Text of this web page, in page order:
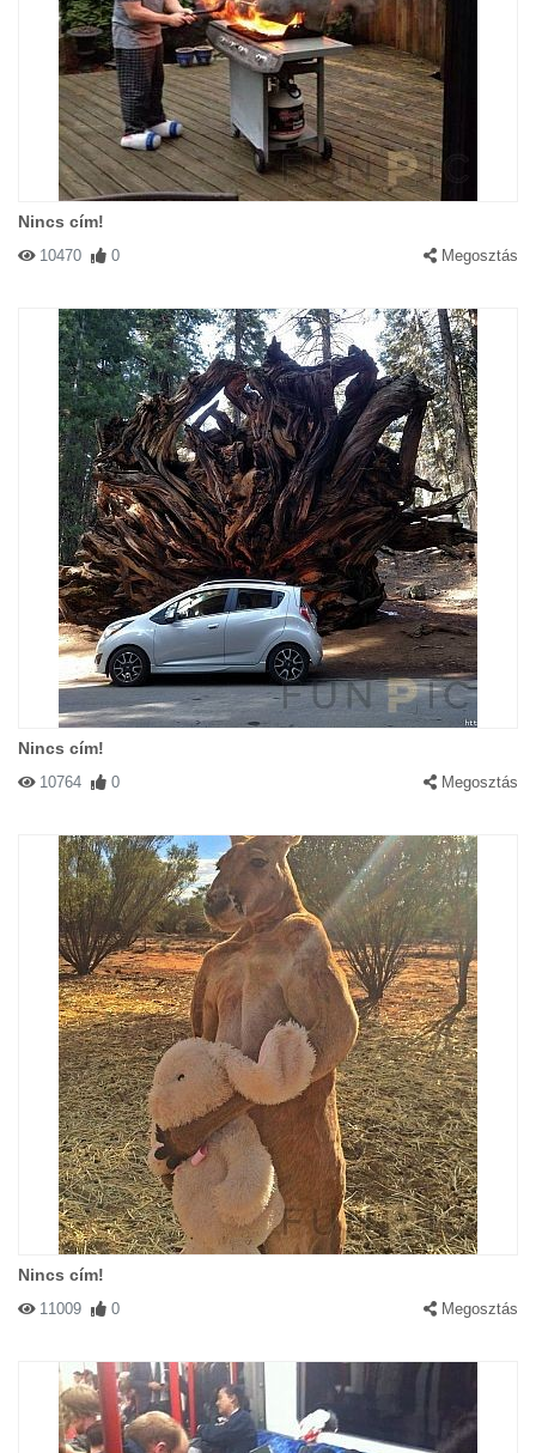
Nincs cím!
10470 0 Megosztás
Nincs cím!
10764 0 Megosztás
Nincs cím!
11009 0 Megosztás